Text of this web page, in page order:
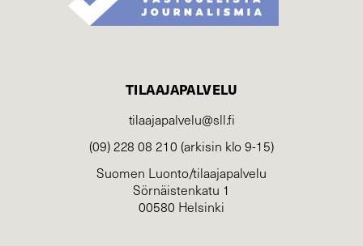
TILAAJAPALVELU
tilaajapalvelu@sll.fi
(09) 228 08 210 (arkisin klo 9-15)
Suomen Luonto/tilaajapalvelu
Sörnäistenkatu 1
00580 Helsinki